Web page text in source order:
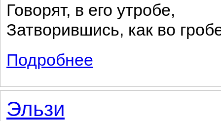
Говорят, в его утробе,
Затворившись, как во
Подробнее
Эльзи